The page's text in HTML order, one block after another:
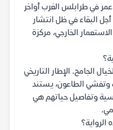
في طرابلس الغرب أواخر
البقاء في ظل انتشار
الخارجي، مركزة
الجامح. الإطار التاريخي
وتفشي الطاعون، يستند
وتفاصيل حياتهم هي